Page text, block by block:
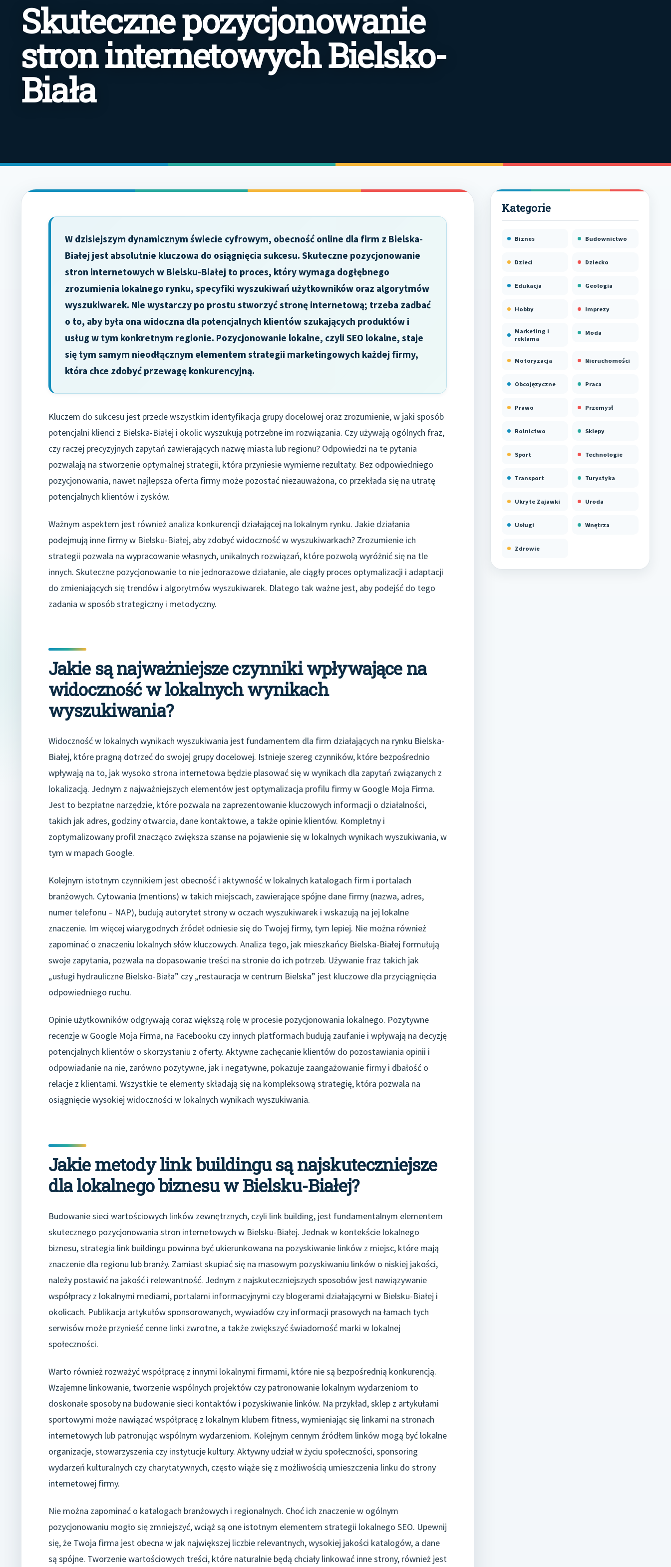
Skuteczne pozycjonowanie
stron internetowych Bielsko-
Biała
W dzisiejszym dynamicznym świecie cyfrowym, obecność online dla firm z Bielska-
Białej jest absolutnie kluczowa do osiągnięcia sukcesu. Skuteczne pozycjonowanie
stron internetowych w Bielsku-Białej to proces, który wymaga dogłębnego
zrozumienia lokalnego rynku, specyfiki wyszukiwań użytkowników oraz algorytmów
wyszukiwarek. Nie wystarczy po prostu stworzyć stronę internetową; trzeba zadbać
o to, aby była ona widoczna dla potencjalnych klientów szukających produktów i
usług w tym konkretnym regionie. Pozycjonowanie lokalne, czyli SEO lokalne, staje
się tym samym nieodłącznym elementem strategii marketingowych każdej firmy,
która chce zdobyć przewagę konkurencyjną.
Kluczem do sukcesu jest przede wszystkim identyfikacja grupy docelowej oraz zrozumienie, w jaki sposób
potencjalni klienci z Bielska-Białej i okolic wyszukują potrzebne im rozwiązania. Czy używają ogólnych fraz,
czy raczej precyzyjnych zapytań zawierających nazwę miasta lub regionu? Odpowiedzi na te pytania
pozwalają na stworzenie optymalnej strategii, która przyniesie wymierne rezultaty. Bez odpowiedniego
pozycjonowania, nawet najlepsza oferta firmy może pozostać niezauważona, co przekłada się na utratę
potencjalnych klientów i zysków.
Ważnym aspektem jest również analiza konkurencji działającej na lokalnym rynku. Jakie działania
podejmują inne firmy w Bielsku-Białej, aby zdobyć widoczność w wyszukiwarkach? Zrozumienie ich
strategii pozwala na wypracowanie własnych, unikalnych rozwiązań, które pozwolą wyróżnić się na tle
innych. Skuteczne pozycjonowanie to nie jednorazowe działanie, ale ciągły proces optymalizacji i adaptacji
do zmieniających się trendów i algorytmów wyszukiwarek. Dlatego tak ważne jest, aby podejść do tego
zadania w sposób strategiczny i metodyczny.
Jakie są najważniejsze czynniki wpływające na
widoczność w lokalnych wynikach
wyszukiwania?
Widoczność w lokalnych wynikach wyszukiwania jest fundamentem dla firm działających na rynku Bielska-
Białej, które pragną dotrzeć do swojej grupy docelowej. Istnieje szereg czynników, które bezpośrednio
wpływają na to, jak wysoko strona internetowa będzie plasować się w wynikach dla zapytań związanych z
lokalizacją. Jednym z najważniejszych elementów jest optymalizacja profilu firmy w Google Moja Firma.
Jest to bezpłatne narzędzie, które pozwala na zaprezentowanie kluczowych informacji o działalności,
takich jak adres, godziny otwarcia, dane kontaktowe, a także opinie klientów. Kompletny i
zoptymalizowany profil znacząco zwiększa szanse na pojawienie się w lokalnych wynikach wyszukiwania, w
tym w mapach Google.
Kolejnym istotnym czynnikiem jest obecność i aktywność w lokalnych katalogach firm i portalach
branżowych. Cytowania (mentions) w takich miejscach, zawierające spójne dane firmy (nazwa, adres,
numer telefonu – NAP), budują autorytet strony w oczach wyszukiwarek i wskazują na jej lokalne
znaczenie. Im więcej wiarygodnych źródeł odniesie się do Twojej firmy, tym lepiej. Nie można również
zapominać o znaczeniu lokalnych słów kluczowych. Analiza tego, jak mieszkańcy Bielska-Białej formułują
swoje zapytania, pozwala na dopasowanie treści na stronie do ich potrzeb. Używanie fraz takich jak
„usługi hydrauliczne Bielsko-Biała” czy „restauracja w centrum Bielska” jest kluczowe dla przyciągnięcia
odpowiedniego ruchu.
Opinie użytkowników odgrywają coraz większą rolę w procesie pozycjonowania lokalnego. Pozytywne
recenzje w Google Moja Firma, na Facebooku czy innych platformach budują zaufanie i wpływają na decyzję
potencjalnych klientów o skorzystaniu z oferty. Aktywne zachęcanie klientów do pozostawiania opinii i
odpowiadanie na nie, zarówno pozytywne, jak i negatywne, pokazuje zaangażowanie firmy i dbałość o
relacje z klientami. Wszystkie te elementy składają się na kompleksową strategię, która pozwala na
osiągnięcie wysokiej widoczności w lokalnych wynikach wyszukiwania.
Jakie metody link buildingu są najskuteczniejsze
dla lokalnego biznesu w Bielsku-Białej?
Budowanie sieci wartościowych linków zewnętrznych, czyli link building, jest fundamentalnym elementem
skutecznego pozycjonowania stron internetowych w Bielsku-Białej. Jednak w kontekście lokalnego
biznesu, strategia link buildingu powinna być ukierunkowana na pozyskiwanie linków z miejsc, które mają
znaczenie dla regionu lub branży. Zamiast skupiać się na masowym pozyskiwaniu linków o niskiej jakości,
należy postawić na jakość i relewantność. Jednym z najskuteczniejszych sposobów jest nawiązywanie
współpracy z lokalnymi mediami, portalami informacyjnymi czy blogerami działającymi w Bielsku-Białej i
okolicach. Publikacja artykułów sponsorowanych, wywiadów czy informacji prasowych na łamach tych
serwisów może przynieść cenne linki zwrotne, a także zwiększyć świadomość marki w lokalnej
społeczności.
Warto również rozważyć współpracę z innymi lokalnymi firmami, które nie są bezpośrednią konkurencją.
Wzajemne linkowanie, tworzenie wspólnych projektów czy patronowanie lokalnym wydarzeniom to
doskonałe sposoby na budowanie sieci kontaktów i pozyskiwanie linków. Na przykład, sklep z artykułami
sportowymi może nawiązać współpracę z lokalnym klubem fitness, wymieniając się linkami na stronach
internetowych lub patronując wspólnym wydarzeniom. Kolejnym cennym źródłem linków mogą być lokalne
organizacje, stowarzyszenia czy instytucje kultury. Aktywny udział w życiu społeczności, sponsoring
wydarzeń kulturalnych czy charytatywnych, często wiąże się z możliwością umieszczenia linku do strony
internetowej firmy.
Nie można zapominać o katalogach branżowych i regionalnych. Choć ich znaczenie w ogólnym
pozycjonowaniu mogło się zmniejszyć, wciąż są one istotnym elementem strategii lokalnego SEO. Upewnij
się, że Twoja firma jest obecna w jak największej liczbie relevantnych, wysokiej jakości katalogów, a dane
są spójne. Tworzenie wartościowych treści, które naturalnie będą chciały linkować inne strony, również jest
Biznes Budownictwo
Dzieci Dziecko
Edukacja Geologia
Hobby Imprezy
Marketing i
reklama
Moda
Motoryzacja Nieruchomości
Obcojęzyczne Praca
Prawo Przemysł
Rolnictwo Sklepy
Sport Technologie
Transport Turystyka
Ukryte Zajawki Uroda
Usługi Wnętrza
Zdrowie